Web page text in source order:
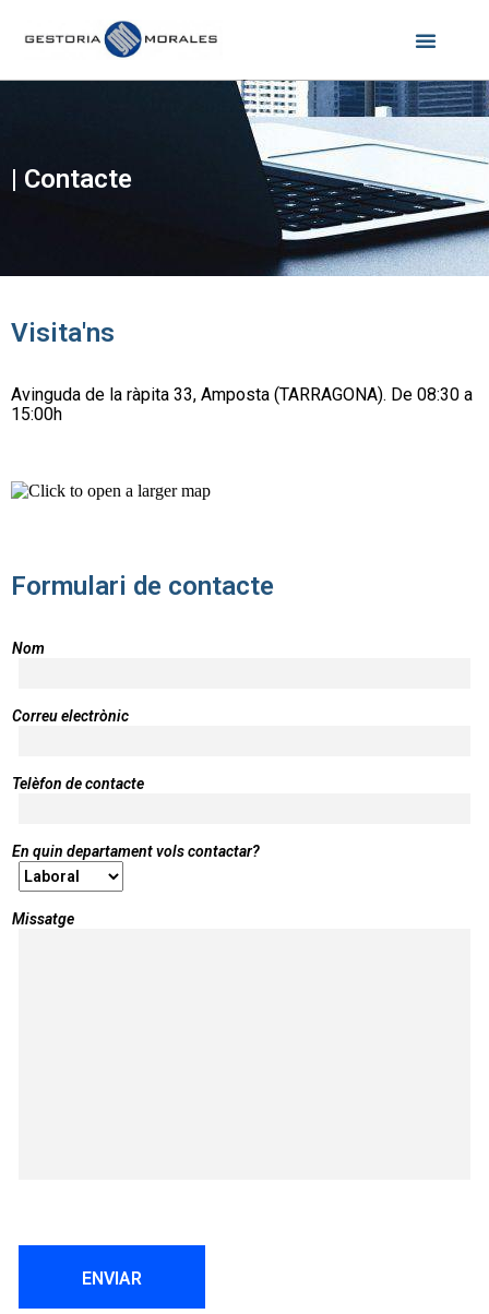
| Contacte
Visita'ns
Avinguda de la ràpita 33, Amposta (TARRAGONA). De 08:30 a
15:00h
Formulari de contacte
Nom
Correu electrònic
Telèfon de contacte
En quin departament vols contactar?
Missatge